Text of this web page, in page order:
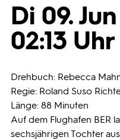
Di 09. Jun
02:13 Uhr
Drehbuch: Rebecca
Regie: Roland Suso
Länge: 88 Minuten
Auf dem Flughafen BER
sechsjährigen Tochter